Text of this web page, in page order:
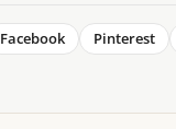
Facebook Pinterest